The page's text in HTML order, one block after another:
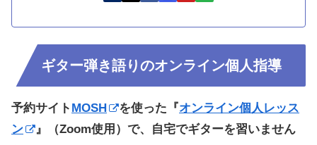
ギター弾き語りのオンライン個人指導
予約サイト MOSH を使った『オンライン個人レッス
ン
』（Zoom使用）で、自宅でギターを習いません